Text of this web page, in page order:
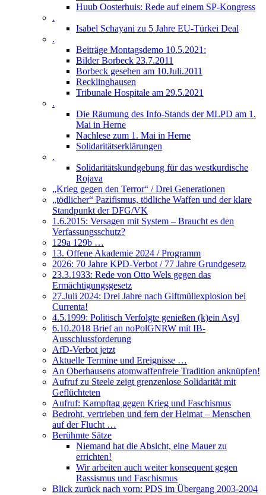
Huub Oosterhuis: Rede auf einem SP-Kongress
.
Isabel Schayani zu 5 Jahre EU-Türkei Deal
.
Beiträge Montagsdemo 10.5.2021:
Bilder Borbeck 23.7.2011
Borbeck gesehen am 10.Juli.2011
Recklinghausen
Tribunale Hospitale am 29.5.2021
.
Die Räumung des Info-Stands der MLPD am 1.
Mai in Herne
Nachlese zum 1. Mai in Herne
Solidaritätserklärungen
.
Solidaritätskundgebung für das westkurdische
Rojava
„Krieg gegen den Terror“ / Drei Generationen
„tödlicher“ Pazifismus, tödliche Waffen und der klare
Standpunkt der DFG/VK
1.6.2015: Versagen mit System – Braucht es den
Verfassungsschutz?
129a 129b …
13. Offene Akademie 2024 / Programm
2026: 70 Jahre KPD-Verbot / 77 Jahre Grundgesetz
23.3.1933: Rede von Otto Wels gegen das
Ermächtigungsgesetz
27.Juli 2024: Drei Jahre nach Giftmüllexplosion bei
Currenta!
4.5.1999: Politisch Verfolgte genießen (k)ein Asyl
6.10.2018 Brief an noPolGNRW mit IB-
Ausschlussforderung
AfD-Verbot jetzt
Aktuelle Termine und Ereignisse …
An Oberhausens atomwaffenfreie Tradition anknüpfen!
Aufruf zu Steele zeigt grenzenlose Solidarität mit
Geflüchteten
Aufruf: Kampftag gegen Krieg und Faschismus
Bedroht, vertrieben und fern der Heimat – Menschen
auf der Flucht …
Berühmte Sätze
Niemand hat die Absicht, eine Mauer zu
errichten!
Wir arbeiten auch weiter konsequent gegen
Rassismus und Faschismus
Blick zurück nach vorn: PDS im Übergang 2003-2004